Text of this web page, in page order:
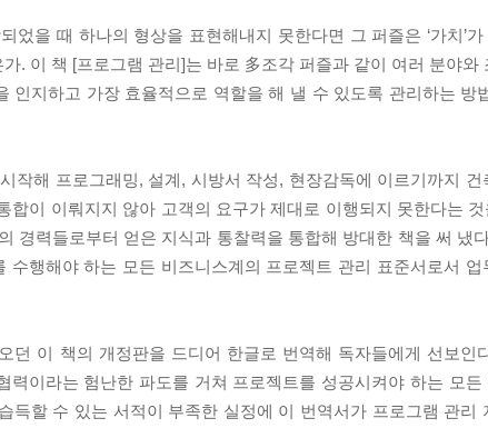
었을 때 하나의 형상을 표현해내지 못한다면 그 퍼즐은 ‘가치’
. 이 책 [프로그램 관리]는 바로 多조각 퍼즐과 같이 여러 분야와
인지하고 가장 효율적으로 역할을 해 낼 수 있도록 관리하는 방
작해 프로그래밍, 설계, 시방서 작성, 현장감독에 이르기까지 건
이 이뤄지지 않아 고객의 요구가 제대로 이행되지 못한다는
경력들로부터 얻은 지식과 통찰력을 통합해 방대한 책을 써 냈
행해야 하는 모든 비즈니스계의 프로젝트 관리 표준서로서 업
던 이 책의 개정판을 드디어 한글로 번역해 독자들에게 선보인
이라는 험난한 파도를 거쳐 프로젝트를 성공시켜야 하는 모든
득할 수 있는 서적이 부족한 실정에 이 번역서가 프로그램 관리